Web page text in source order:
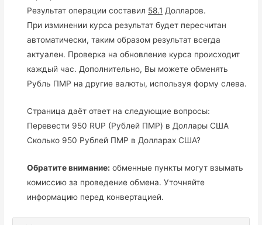
Результат операции составил 58.1 Долларов.
При изминении курса результат будет пересчитан
автоматически, таким образом результат всегда
актуален. Проверка на обновление курса происходит
каждый час. Дополнительно, Вы можете обменять
Рубль ПМР на другие валюты, используя форму слева.
Страница даёт ответ на следующие вопросы:
Перевести 950 RUP (Рублей ПМР) в Доллары США
Сколько 950 Рублей ПМР в Долларах США?
Обратите внимание: обменные пункты могут взымать
комиссию за проведение обмена. Уточняйте
информацию перед конвертацией.